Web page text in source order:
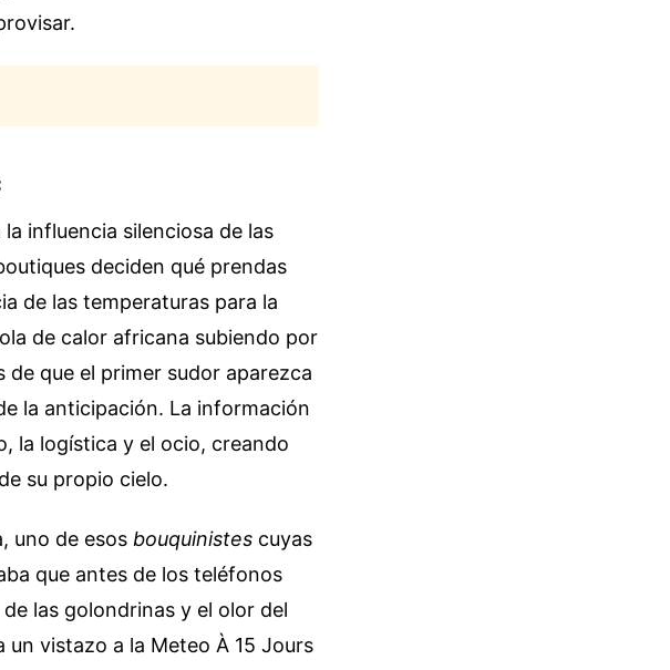
influencia silenciosa de las
deciden qué prendas
de las temperaturas para la
de calor africana subiendo por
que el primer sudor aparezca
la anticipación. La información
la logística y el ocio, creando
su propio cielo.
uno de esos bouquinistes cuyas
que antes de los teléfonos
las golondrinas y el olor del
vistazo a la Meteo À 15 Jours